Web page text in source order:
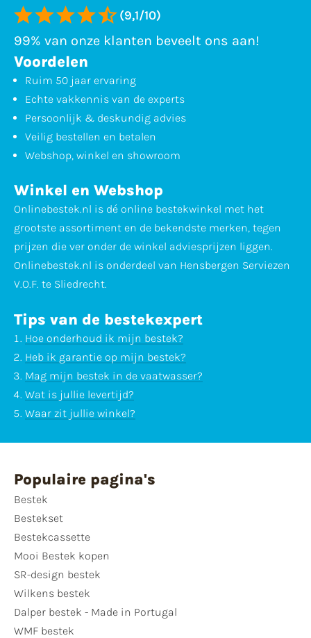
(9,1/10)
99% van onze klanten beveelt ons aan!
Voordelen
Ruim 50 jaar ervaring
Echte vakkennis van de experts
Persoonlijk & deskundig advies
Veilig bestellen en betalen
Webshop, winkel en showroom
Winkel en Webshop
Onlinebestek.nl is dé online bestekwinkel met het
grootste assortiment en de bekendste merken, tegen
prijzen die ver onder de winkel adviesprijzen liggen.
Onlinebestek.nl is onderdeel van Hensbergen Serviezen
V.O.F. te Sliedrecht.
Tips van de bestekexpert
Hoe onderhoud ik mijn bestek?
Heb ik garantie op mijn bestek?
Mag mijn bestek in de vaatwasser?
Wat is jullie levertijd?
Waar zit jullie winkel?
Populaire pagina's
Bestek
Bestekset
Bestekcassette
Mooi Bestek kopen
SR-design bestek
Wilkens bestek
Dalper bestek - Made in Portugal
WMF bestek